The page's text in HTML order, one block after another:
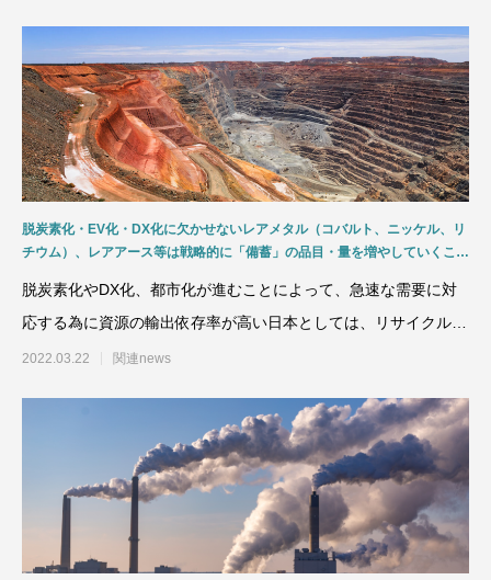
脱炭素化・EV化・DX化に欠かせないレアメタル（コバルト、ニッケル、リ
チウム）、レアアース等は戦略的に「備蓄」の品目・量を増やしていくこと
脱炭素化やDX化、都市化が進むことによって、急速な需要に対
応する為に資源の輸出依存率が高い日本としては、リサイクルで
リーダーシップをとり、
2022.03.22 関連news